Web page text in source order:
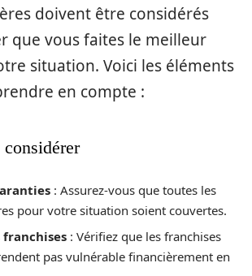
doivent être considérés
que vous faites le meilleur
situation. Voici les éléments
en compte :
: Assurez-vous que toutes les
pour votre situation soient couvertes.
: Vérifiez que les franchises
pas vulnérable financièrement en